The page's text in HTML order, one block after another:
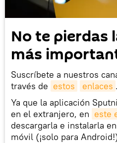
No te pierdas
más
Suscríbete a nuestros
través de estos enlaces .
Ya que la aplicación
en el extranjero, en este
descargarla e instalarla
móvil (¡solo para